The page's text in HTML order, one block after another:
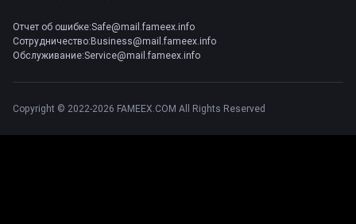
Отчет об ошибке:Safe@mail.fameex.info
Сотрудничество:Business@mail.fameex.info
Обслуживание:Service@mail.fameex.info
Copyright © 2022-2026 FAMEEX.COM All Rights Reserved